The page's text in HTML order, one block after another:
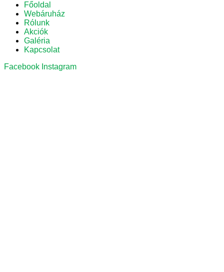
Főoldal
Webáruház
Rólunk
Akciók
Galéria
Kapcsolat
Facebook Instagram